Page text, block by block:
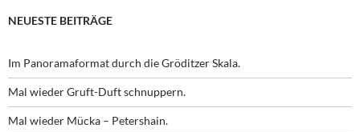
NEUESTE BEITRÄGE
Im Panoramaformat durch die Gröditzer Skala.
Mal wieder Gruft-Duft schnuppern.
Mal wieder Mücka – Petershain.